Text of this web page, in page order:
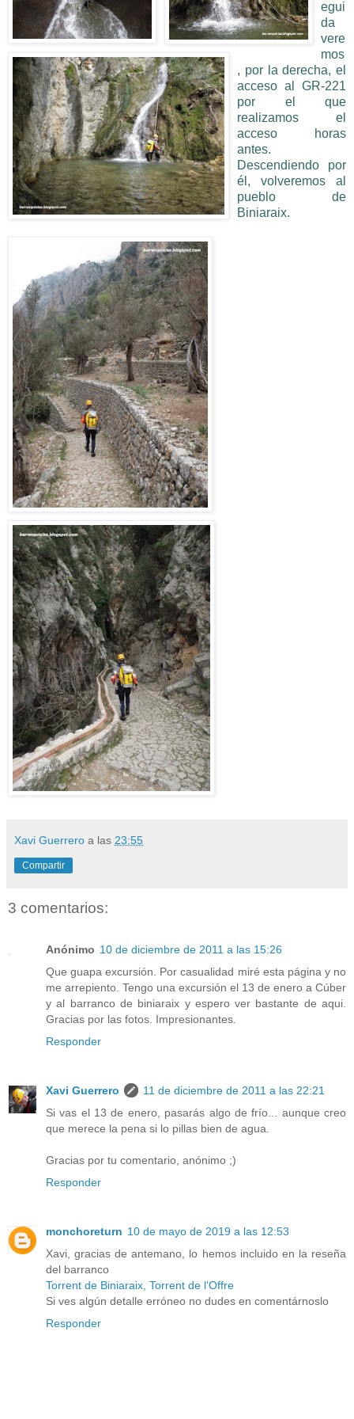
egui
da
vere
mos
, por la derecha, el
acceso al GR-221
por el que
realizamos el
acceso horas
antes.
Descendiendo por
él, volveremos al
pueblo de
Biniaraix.
Xavi Guerrero a las 23:55
Compartir
3 comentarios:
Anónimo 10 de diciembre de 2011 a las 15:26
Que guapa excursión. Por casualidad miré esta página y no
me arrepiento. Tengo una excursión el 13 de enero a Cúber
y al barranco de biniaraix y espero ver bastante de aqui.
Gracias por las fotos. Impresionantes.
Responder
Xavi Guerrero
11 de diciembre de 2011 a las 22:21
Si vas el 13 de enero, pasarás algo de frío... aunque creo
que merece la pena si lo pillas bien de agua.
Gracias por tu comentario, anónimo ;)
Responder
monchoreturn 10 de mayo de 2019 a las 12:53
Xavi, gracias de antemano, lo hemos incluido en la reseña
del barranco
Torrent de Biniaraix, Torrent de l'Offre
Si ves algún detalle erróneo no dudes en comentárnoslo
Responder